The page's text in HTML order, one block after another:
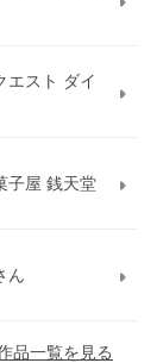
エスト ダイ
子屋 銭天堂
ん
品一覧を見る